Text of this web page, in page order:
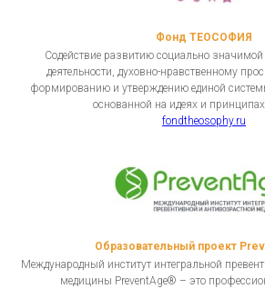
Фонд ТЕОСОФИЯ
Содействие развитию социально значимой
деятельности, духовно-нравственному
формированию и утверждению единой
основанной на идеях и
fondtheosophy.ru
Образовательный проект
Международный институт интегральной
медицины PreventAge® – это